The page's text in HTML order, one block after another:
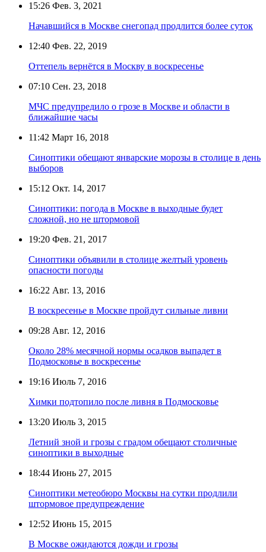
15:26 Фев. 3, 2021
Начавшийся в Москве снегопад продлится более суток
12:40 Фев. 22, 2019
Оттепель вернётся в Москву в воскресенье
07:10 Сен. 23, 2018
МЧС предупредило о грозе в Москве и области в
ближайшие часы
11:42 Март 16, 2018
Синоптики обещают январские морозы в столице в день
выборов
15:12 Окт. 14, 2017
Синоптики: погода в Москве в выходные будет
сложной, но не штормовой
19:20 Фев. 21, 2017
Синоптики объявили в столице желтый уровень
опасности погоды
16:22 Авг. 13, 2016
В воскресенье в Москве пройдут сильные ливни
09:28 Авг. 12, 2016
Около 28% месячной нормы осадков выпадет в
Подмосковье в воскресенье
19:16 Июль 7, 2016
Химки подтопило после ливня в Подмосковье
13:20 Июль 3, 2015
Летний зной и грозы с градом обещают столичные
синоптики в выходные
18:44 Июнь 27, 2015
Синоптики метеобюро Москвы на сутки продлили
штормовое предупреждение
12:52 Июнь 15, 2015
В Москве ожидаются дожди и грозы